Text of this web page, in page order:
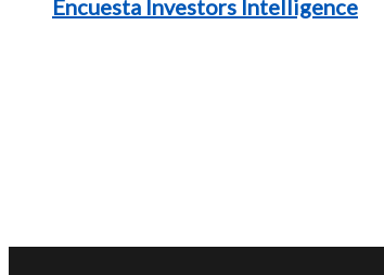
Encuesta Investors Intelligence